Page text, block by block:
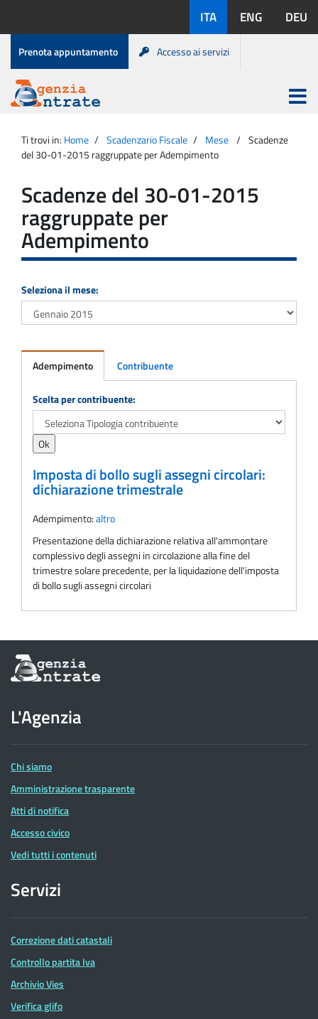
contenuto
disponibili:
ITA ENG DEU
Menu
di
servizio
Prenota appuntamento Accesso ai servizi
Agenzia
Entrate
Apri
menu
principale
Ti trovi in: Home Scadenzario Fiscale Mese
Scadenze
del 30-01-2015 raggruppate per Adempimento
Scadenze del 30-01-2015
raggruppate per
Adempimento
Seleziona il mese:
Adempimento Contribuente
Adempimento
Scelta per contribuente:
Imposta di bollo sugli assegni circolari:
dichiarazione trimestrale
Adempimento:altro
Presentazione della dichiarazione relativa all'ammontare
complessivo degli assegni in circolazione alla fine del
trimestre solare precedente, per la liquidazione dell'imposta
di bollo sugli assegni circolari
Informazioni
sul
dell'Agenzia
delle
Entrate
L'Agenzia
Chi siamo
Amministrazione trasparente
Atti di notifica
Accesso civico
Vedi tutti i contenuti
Servizi
Correzione dati catastali
Controllo partita Iva
Archivio Vies
Verifica glifo